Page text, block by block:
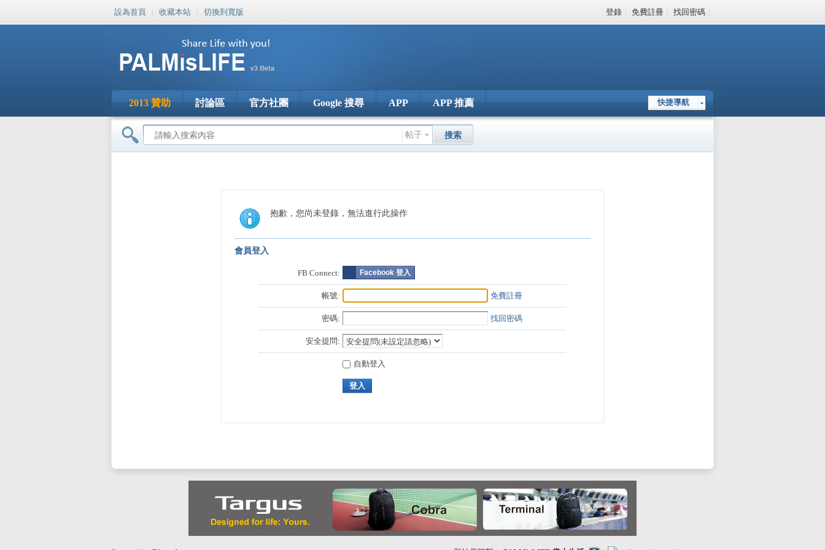
設為首頁 | 收藏本站 | 切換到寬版 登錄 | 免費註冊 | 找回密碼 |
快捷導航
2013 贊助 討論區 官方社團 Google 搜尋 APP APP 推薦
帖子 搜索
抱歉，您尚未登錄，無法進行此操作
會員登入
FB Connect: Facebook 登入
帳號: 免費註冊
密碼: 找回密碼
安全提問:
自動登入
登入